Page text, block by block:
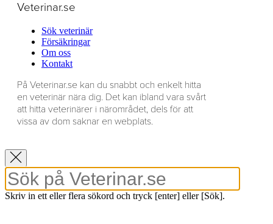
Veterinar.se
Sök veterinär
Försäkringar
Om oss
Kontakt
På Veterinar.se kan du snabbt och enkelt hitta
en veterinär nära dig. Det kan ibland vara svårt
att hitta veterinärer i närområdet, dels för att
vissa av dom saknar en webplats.
Skriv in ett eller flera sökord och tryck [enter] eller [Sök].